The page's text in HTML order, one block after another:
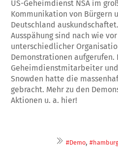
US-Geheimdienst NSA im
Kommunikation von Bürgern
Deutschland
Ausspähung sind nach wie
unterschiedlicher
Demonstrationen aufgerufen.
Geheimdienstmitarbeiter
Snowden hatte die
gebracht. Mehr zu den
Aktionen u. a. hier!
#Demo,